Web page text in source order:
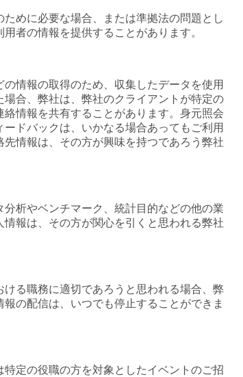
めに必要な場合、または準拠法の問題とし
者の情報を提供することがあります。
情報の取得のため、収集したデータを使用
合、弊社は、弊社のクライアントが特定の
情報を共有することがあります。身元照会
ドバックは、いかなる場合あってもご利用
情報は、その方が興味を持つであろう弊社
析やベンチマーク、統計目的などの他の業
報は、その方が関心を引くと思われる弊社
る職務に適切であろうと思われる場合、弊
の配信は、いつでも停止することができま
定の役職の方を対象としたイベントのご招